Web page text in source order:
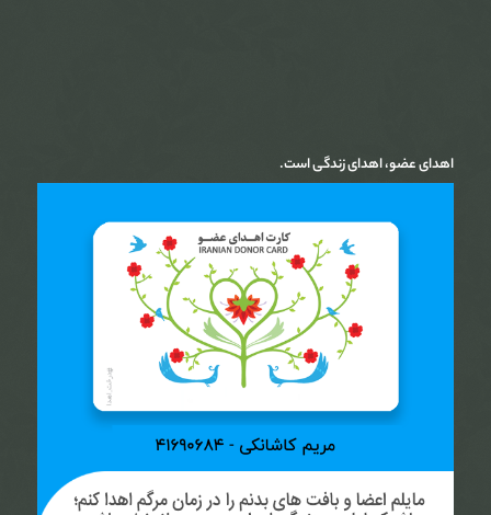
اهدای عضو، اهدای زندگی است.